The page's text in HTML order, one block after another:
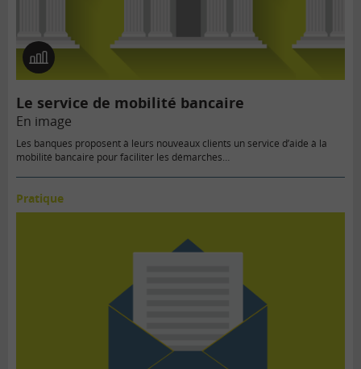
En
image
Le service de mobilité bancaire
En image
Les banques proposent à leurs nouveaux clients un service d’aide à la
mobilité bancaire pour faciliter les démarches…
Pratique